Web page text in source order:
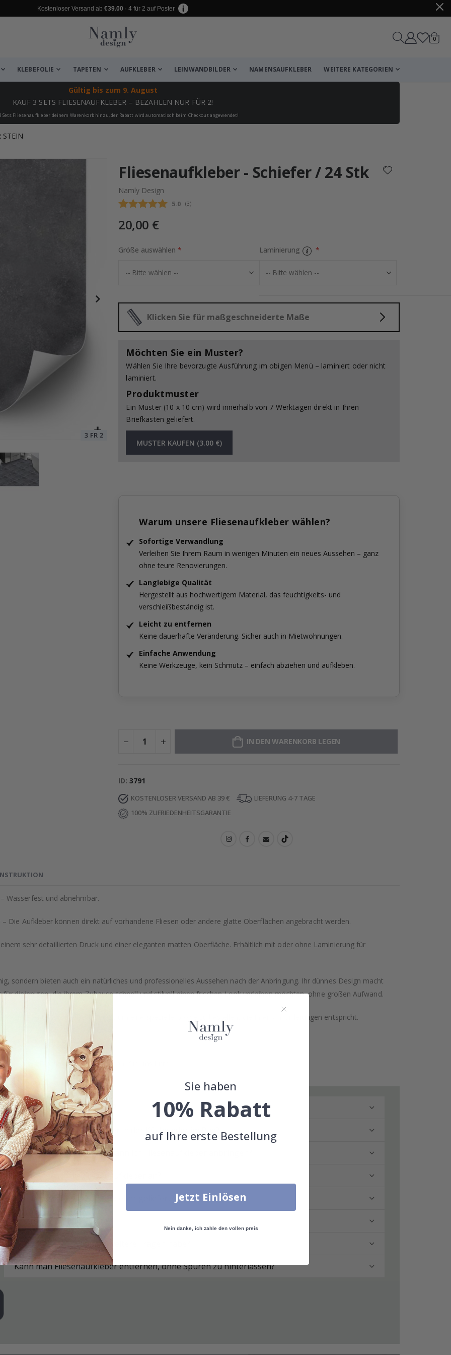
Kostenloser Versand ab €39.00 · 4 für 2 auf Poster
Wagen
0
KLEBEFOLIE TAPETEN AUFKLEBER LEINWANDBILDER NAMENSAUFKLEBER WEITERE KATEGORIEN
Gültig bis zum 9. August
KAUF 3 SETS FLIESENAUFKLEBER – BEZAHLEN NUR FÜR 2!
Sets Fliesenaufkleber deinem Warenkorb hinzu, der Rabatt wird automatisch beim Checkout angewendet!
STEIN
leiden ✔ Fliesenaufkleber - Schiefer / 24 Stk
Namly Design
Durchschnittliche Bewertung:
5.0 (abgegebene bewertungen:
3)
20,00 €
Größe auswählen Laminierung
Klicken Sie für maßgeschneiderte Maße
Möchten Sie ein Muster?
Wählen Sie Ihre bevorzugte Ausführung im obigen Menü – laminiert oder nicht
laminiert.
Produktmuster
Ein Muster (10 x 10 cm) wird innerhalb von 7 Werktagen direkt in Ihren
Briefkasten geliefert.
MUSTER KAUFEN (3.00 €)
Warum unsere Fliesenaufkleber wählen?
Sofortige Verwandlung
Verleihen Sie Ihrem Raum in wenigen Minuten ein neues Aussehen – ganz
ohne teure Renovierungen.
Langlebige Qualität
Hergestellt aus hochwertigem Material, das feuchtigkeits- und
verschleißbeständig ist.
Leicht zu entfernen
Keine dauerhafte Veränderung. Sicher auch in Mietwohnungen.
Einfache Anwendung
Keine Werkzeuge, kein Schmutz – einfach abziehen und aufkleben.
IN DEN WARENKORB LEGEN
ID 3791
KOSTENLOSER VERSAND AB 39 €
LIEFERUNG 4-7 TAGE
100% ZUFRIEDENHEITSGARANTIE
– Wasserfest und abnehmbar.
– Die Aufkleber können direkt auf vorhandene Fliesen oder andere glatte Oberflächen angebracht werden.
sehr detaillierten Druck und einer eleganten matten Oberfläche. Erhältlich mit oder ohne Laminierung für
sondern bieten auch ein natürliches und professionelles Aussehen nach der Anbringung. Ihr dünnes Design macht
diejenigen, die ihrem Zuhause schnell und stilvoll einen frischen Look verleihen möchten, ohne großen Aufwand.
Registerkarte "Sonderbestellung", um eine spezielle Größe zu bestellen, die Ihren Anforderungen entspricht.
Tapetenkollektion an!
Sonderanfertigungen, kontaktieren Sie uns bitte.
Was sind Fliesenaufkleber?
Funktionieren die Aufkleber in der Küche oder im Bad?
Auf welchen Oberflächen kann ich Fliesenaufkleber anbringen?
Wie bringe ich die Fliesenaufkleber an?
Wie werden die Fliesenaufkleber geliefert?
Wie reinige ich die Fläche?
Was mache ich, wenn ich weitere Fragen habe?
Kann man Fliesenaufkleber entfernen, ohne Spuren zu hinterlassen?
Sie haben
10% Rabatt
auf Ihre erste Bestellung
Jetzt Einlösen
Nein danke, ich zahle den vollen preis